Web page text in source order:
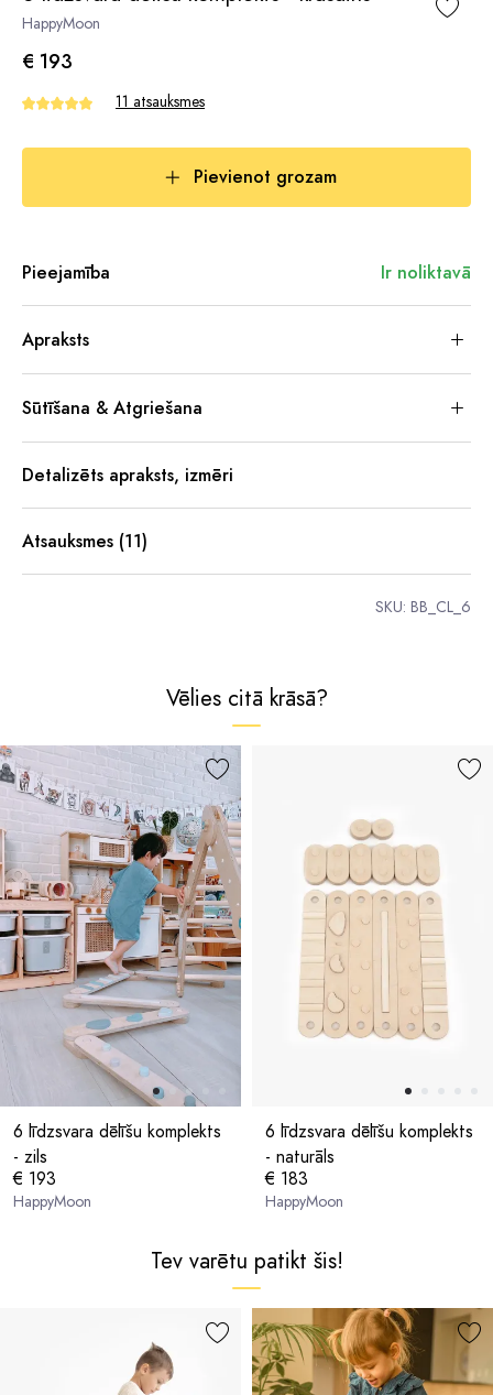
HappyMoon
€ 193
11 atsauksmes
Pievienot grozam
Pieejamība Ir noliktavā
Apraksts
Sūtīšana & Atgriešana
Detalizēts apraksts, izmēri
Atsauksmes (11)
SKU: BB_CL_6
Vēlies citā krāsā?
6 līdzsvara dēlīšu komplekts
- zils
€ 193
HappyMoon
6 līdzsvara dēlīšu komplekts
- naturāls
€ 183
HappyMoon
Tev varētu patikt šis!